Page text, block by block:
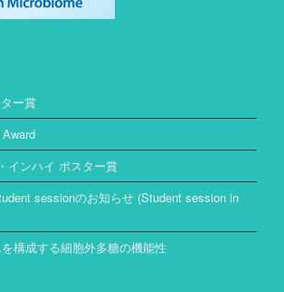
ー賞
インハイ ポスター賞
sessionのお知らせ (Student session in
構成する細胞外多糖の機能性